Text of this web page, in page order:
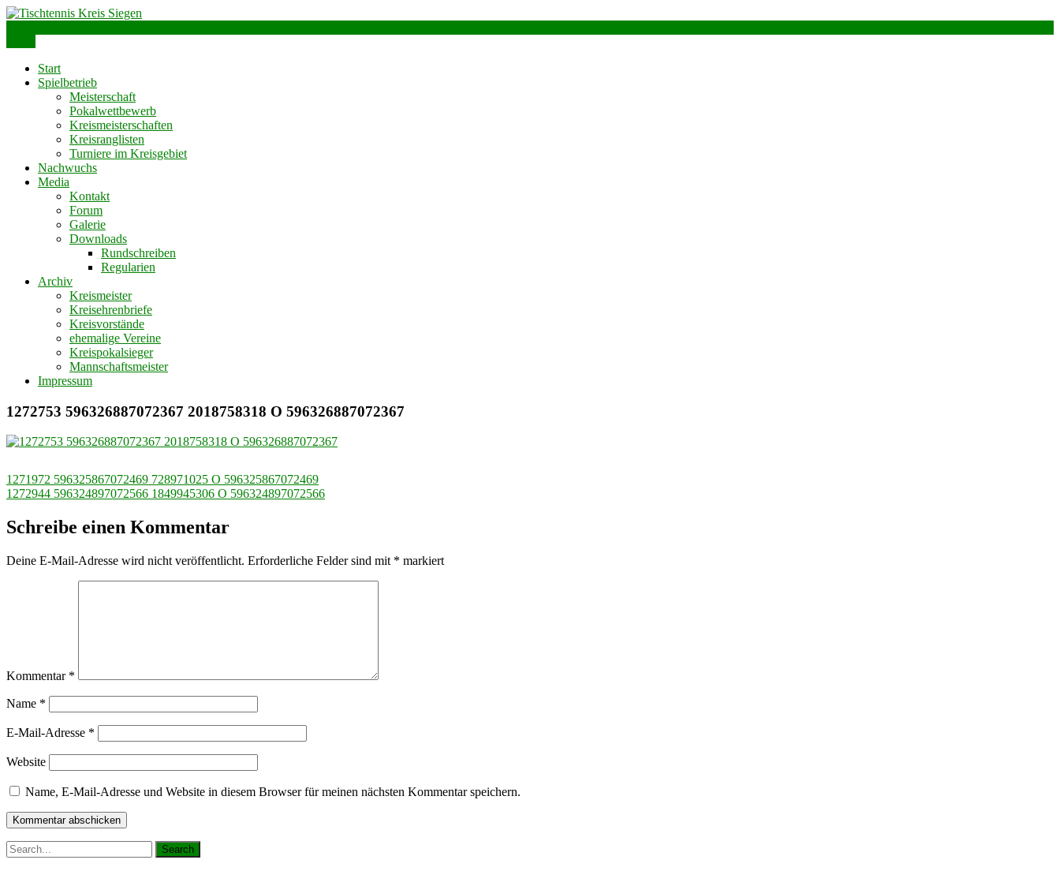
Skip
Tischtennis Kreis Siegen
Start
Spielbetrieb
Meisterschaft
Pokalwettbewerb
Kreismeisterschaften
Kreisranglisten
Turniere im Kreisgebiet
Nachwuchs
Media
Kontakt
Forum
Galerie
Downloads
Rundschreiben
Regularien
Archiv
Kreismeister
Kreisehrenbriefe
Kreisvorstände
ehemalige Vereine
Kreispokalsieger
Mannschaftsmeister
Impressum
1272753 596326887072367 2018758318 O 596326887072367
Beitragsnavigation
1271972 596325867072469 728971025 O 596325867072469
1272944 596324897072566 1849945306 O 596324897072566
Schreibe einen Kommentar
Deine E-Mail-Adresse wird nicht veröffentlicht. Erforderliche Felder sind mit * markiert
Kommentar *
Name *
E-Mail-Adresse *
Website
Name, E-Mail-Adresse und Website in diesem Browser für meinen nächsten Kommentar speichern.